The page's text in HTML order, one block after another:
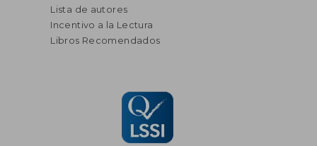
Lista de autores
Incentivo a la Lectura
Libros Recomendados